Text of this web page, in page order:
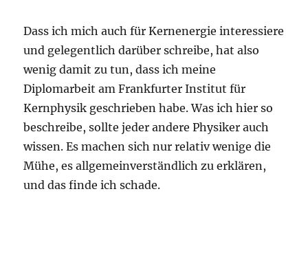
Dass ich mich auch für Kernenergie interessiere
und gelegentlich darüber schreibe, hat also
wenig damit zu tun, dass ich meine
Diplomarbeit am Frankfurter Institut für
Kernphysik geschrieben habe. Was ich hier so
beschreibe, sollte jeder andere Physiker auch
wissen. Es machen sich nur relativ wenige die
Mühe, es allgemeinverständlich zu erklären,
und das finde ich schade.